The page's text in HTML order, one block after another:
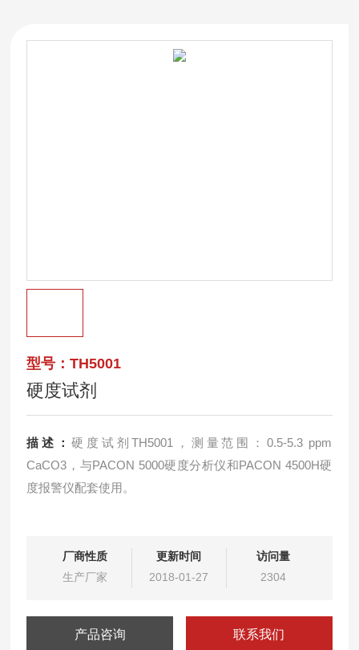
型号：TH5001
硬度试剂
描述：硬度试剂TH5001，测量范围：0.5-5.3 ppm
CaCO3，与PACON 5000硬度分析仪和PACON 4500H硬
度报警仪配套使用。
厂商性质
生产厂家
更新时间
2018-01-27
访问量
2304
产品咨询 联系我们